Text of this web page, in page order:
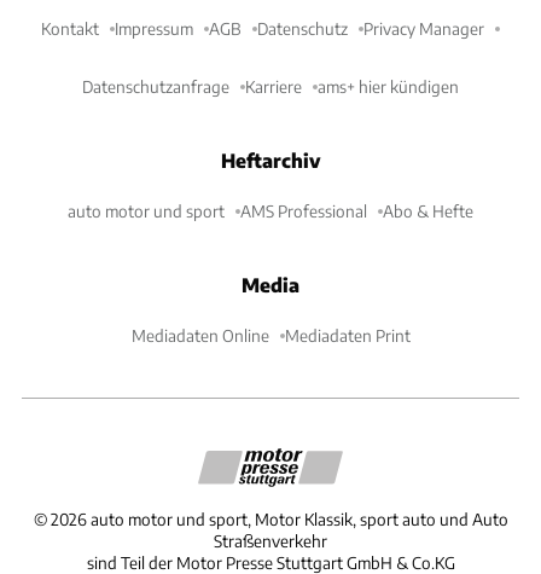
Kontakt Impressum AGB Datenschutz Privacy Manager
Datenschutzanfrage Karriere ams+ hier kündigen
Heftarchiv
auto motor und sport AMS Professional Abo & Hefte
Media
Mediadaten Online Mediadaten Print
©2026 auto motor und sport, Motor Klassik, sport auto und Auto
Straßenverkehr
sind Teil der Motor Presse Stuttgart GmbH & Co.KG